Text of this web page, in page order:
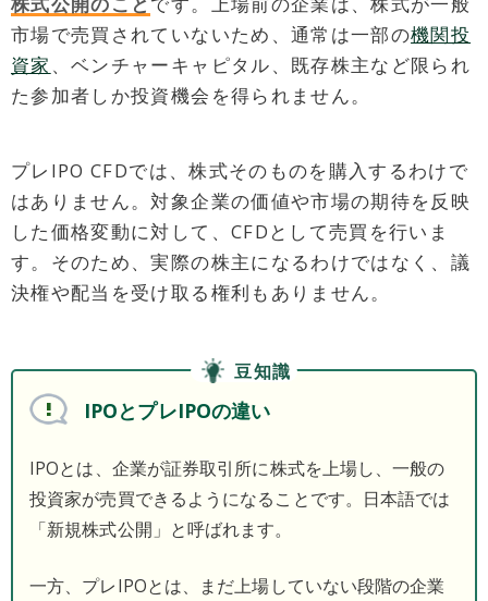
市場で売買されていないため、通常は一部の機関投
資家 、ベンチャーキャピタル、既存株主など限られ
た参加者しか投資機会を得られません。
プレIPO CFDでは、株式そのものを購入するわけで
はありません。対象企業の価値や市場の期待を反映
した価格変動に対して、CFDとして売買を行いま
す。そのため、実際の株主になるわけではなく、議
決権や配当を受け取る権利もありません。
豆知識
IPOとプレIPOの違い
IPOとは、企業が証券取引所に株式を上場し、一般の
投資家が売買できるようになることです。日本語では
「新規株式公開」と呼ばれます。
一方、プレIPOとは、まだ上場していない段階の企業